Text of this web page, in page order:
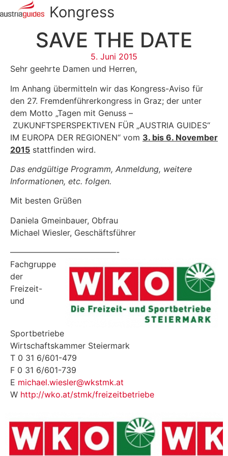
Kongress
SAVE THE DATE
5. Juni 2015
Sehr geehrte Damen und Herren,
Im Anhang übermitteln wir das Kongress-Aviso für
den 27. Fremdenführerkongress in Graz; der unter
dem Motto „Tagen mit Genuss –
ZUKUNFTSPERSPEKTIVEN FÜR „AUSTRIA GUIDES“
IM EUROPA DER REGIONEN“ vom 3. bis 6. November
2015 stattfinden wird.
Das endgültige Programm, Anmeldung, weitere
Informationen, etc. folgen.
Mit besten Grüßen
Daniela Gmeinbauer, Obfrau
Michael Wiesler, Geschäftsführer
—————————————-
Fachgruppe
der
Freizeit-
und
Sportbetriebe
Wirtschaftskammer Steiermark
T 0 31 6/601-479
F 0 31 6/601-739
E michael.wiesler@wkstmk.at
W http://wko.at/stmk/freizeitbetriebe